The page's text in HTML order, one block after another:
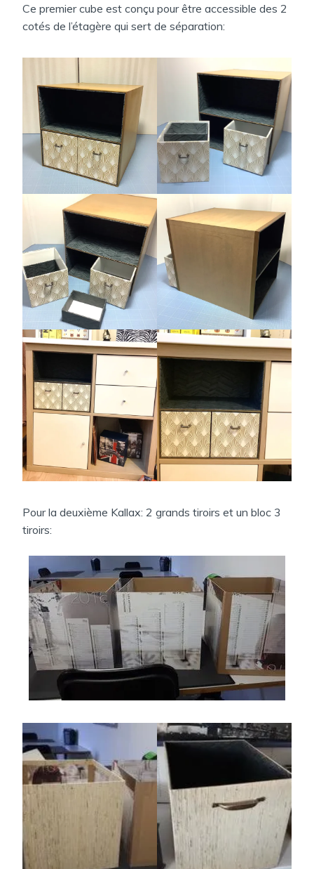
Ce premier cube est conçu pour être accessible des 2
cotés de l’étagère qui sert de séparation:
Pour la deuxième Kallax: 2 grands tiroirs et un bloc 3
tiroirs: